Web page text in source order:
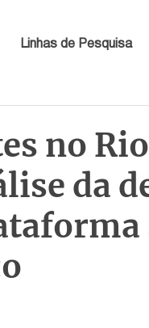
Linhas de Pesquisa
no
da